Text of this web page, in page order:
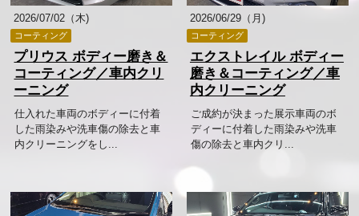
2026/07/02（木)
コーティング
プリウス ボディー磨き＆
コーティング／車内クリ
ーニング
仕入れた車両のボディーに付着
した雨染みや洗車傷の除去と車
内クリーニングをし...
2026/06/29（月)
コーティング
エクストレイル ボディー
磨き＆コーティング／車
内クリーニング
ご成約が決まった展示車両のボ
ディーに付着した雨染みや洗車
傷の除去と車内クリ...